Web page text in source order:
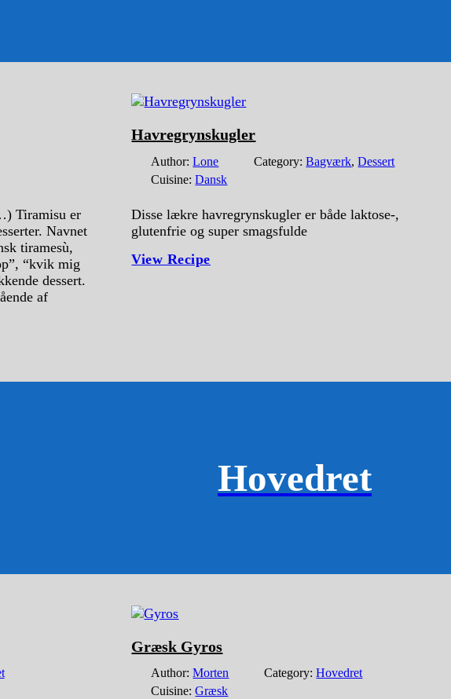
Tiramisu er
Navnet
tiramesù,
“kvik mig
dessert.
af
Havregrynskugler
Author:Lone Category:Bagværk,Dessert
Cuisine:Dansk
Disse lækre havregrynskugler er både laktose-,
glutenfrie og super smagsfulde
View Recipe
Hovedret
Græsk Gyros
Author:Morten Category:Hovedret
Cuisine:Græsk